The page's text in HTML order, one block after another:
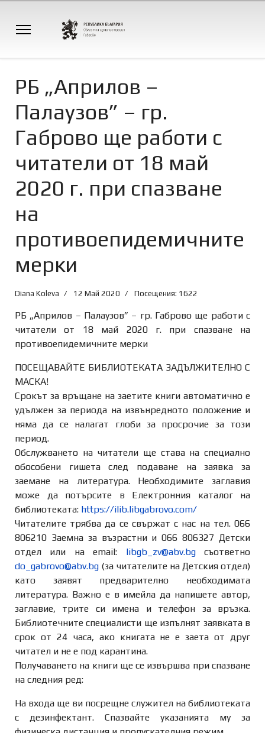
РБ „Априлов –
Палаузов” – гр.
Габрово ще работи с
читатели от 18 май
2020 г. при спазване
на
противоепидемичните
мерки
Diana Koleva 12 Май 2020 Посещения: 1622
РБ „Априлов – Палаузов” – гр. Габрово ще работи с
читатели от 18 май 2020 г. при спазване на
противоепидемичните мерки
ПОСЕЩАВАЙТЕ БИБЛИОТЕКАТА ЗАДЪЛЖИТЕЛНО С
МАСКА!
Срокът за връщане на заетите книги автоматично е
удължен за периода на извънредното положение и
няма да се налагат глоби за просрочие за този
период.
Обслужването на читатели ще става на специално
обособени гишета след подаване на заявка за
заемане на литература. Необходимите заглавия
може да потърсите в Електронния каталог на
библиотеката: https://ilib.libgabrovo.com/
Читателите трябва да се свържат с нас на тел. 066
806210 Заемна за възрастни и 066 806327 Детски
отдел или на email: libgb_zv@abv.bgсъответно
do_gabrovo@abv.bg (за читателите на Детския отдел)
като заявят предварително необходимата
литература. Важно е в имейла да напишете автор,
заглавие, трите си имена и телефон за връзка.
Библиотечните специалисти ще изпълнят заявката в
срок от 24 часа, ако книгата не е заета от друг
читател и не е под карантина.
Получаването на книги ще се извършва при спазване
на следния ред:
На входа ще ви посрещне служител на библиотеката
с дезинфектант. Спазвайте указанията му за